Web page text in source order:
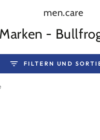
men.care
-
FILTERN UND